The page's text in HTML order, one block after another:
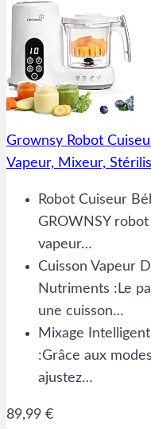
Grownsy Robot
Vapeur, Mixeur,
Robot Cuiseur
GROWNSY
vapeur…
Cuisson Vapeur
Nutriments :Le
une cuisson…
Mixage
:Grâce aux
ajustez…
89,99 €